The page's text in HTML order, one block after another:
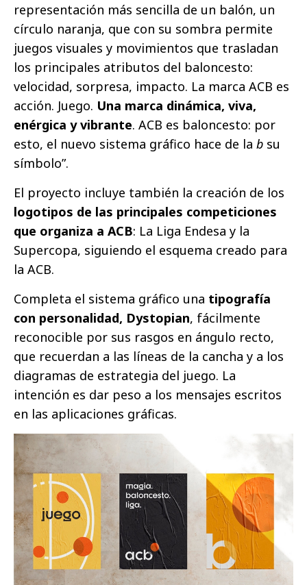
representación más sencilla de un balón, un
círculo naranja, que con su sombra permite
juegos visuales y movimientos que trasladan
los principales atributos del baloncesto:
velocidad, sorpresa, impacto. La marca ACB es
acción. Juego. Una marca dinámica, viva,
enérgica y vibrante. ACB es baloncesto: por
esto, el nuevo sistema gráfico hace de la b su
símbolo”.
El proyecto incluye también la creación de los
logotipos de las principales competiciones
que organiza a ACB: La Liga Endesa y la
Supercopa, siguiendo el esquema creado para
la ACB.
Completa el sistema gráfico una tipografía
con personalidad, Dystopian, fácilmente
reconocible por sus rasgos en ángulo recto,
que recuerdan a las líneas de la cancha y a los
diagramas de estrategia del juego. La
intención es dar peso a los mensajes escritos
en las aplicaciones gráficas.